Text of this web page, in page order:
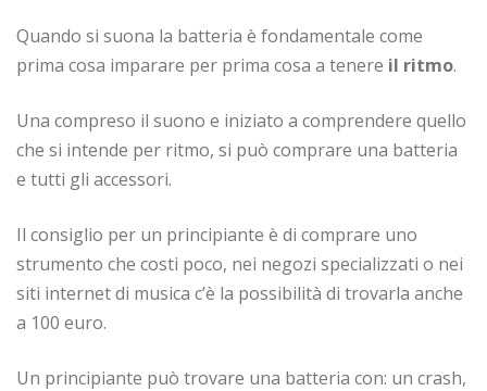
Quando si suona la batteria è fondamentale come
prima cosa imparare per prima cosa a tenere il ritmo.
Una compreso il suono e iniziato a comprendere quello
che si intende per ritmo, si può comprare una batteria
e tutti gli accessori.
Il consiglio per un principiante è di comprare uno
strumento che costi poco, nei negozi specializzati o nei
siti internet di musica c’è la possibilità di trovarla anche
a 100 euro.
Un principiante può trovare una batteria con: un crash,